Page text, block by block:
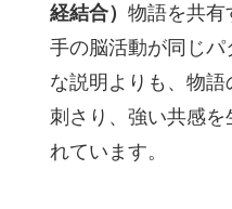
経結合） 物語を共有
手の脳活動が同じ
な説明よりも、物語
刺さり、強い共感を
れています。